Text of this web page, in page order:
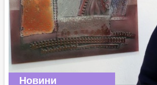
Новини